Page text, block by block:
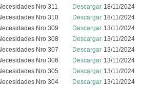
Nro 311 Descargar 18/11/2024
Nro 310 Descargar 18/11/2024
Nro 309 Descargar 13/11/2024
Nro 308 Descargar 13/11/2024
Nro 307 Descargar 13/11/2024
Nro 306 Descargar 13/11/2024
Nro 305 Descargar 13/11/2024
Nro 304 Descargar 13/11/2024